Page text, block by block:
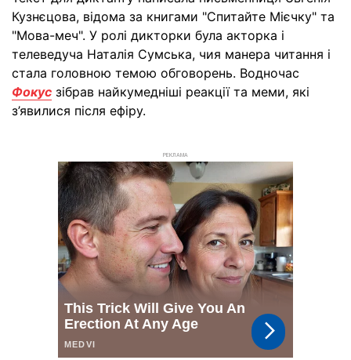
Кузнєцова, відома за книгами "Спитайте Мієчку" та
"Мова-меч". У ролі дикторки була акторка і
телеведуча Наталія Сумська, чия манера читання і
стала головною темою обговорень. Водночас
Фокус зібрав найкумедніші реакції та меми, які
з’явилися після ефіру.
РЕКЛАМА